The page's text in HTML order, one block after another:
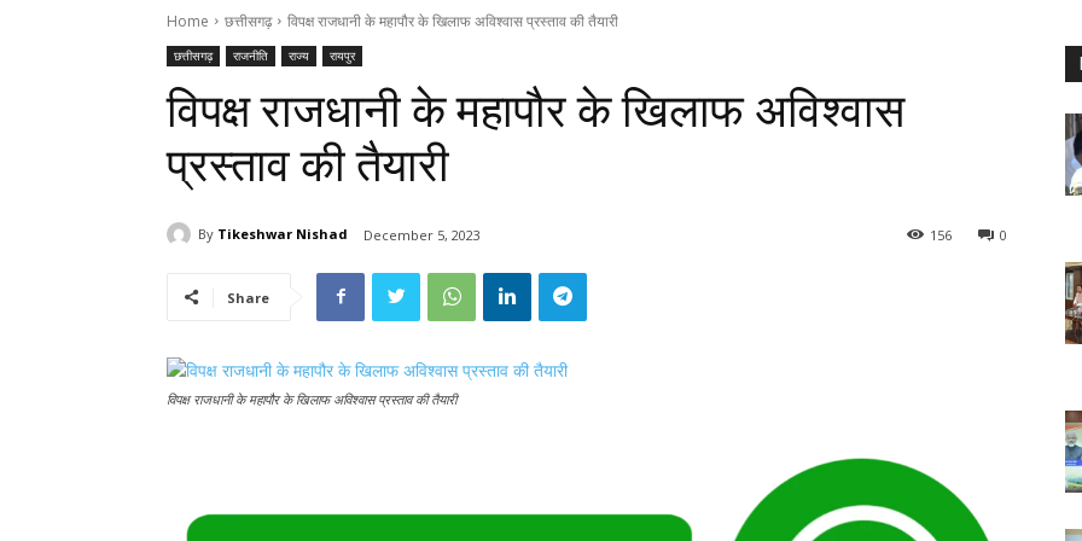
Home छत्तीसगढ़ विपक्ष राजधानी के महापौर के खिलाफ अविश्वास प्रस्ताव की तैयारी
छत्तीसगढ़ राजनीति राज्य रायपुर
विपक्ष राजधानी के महापौर के खिलाफ अविश्वास
प्रस्ताव की तैयारी
By Tikeshwar Nishad December 5, 2023 0
156
Share
विपक्ष राजधानी के महापौर के खिलाफ अविश्वास प्रस्ताव की तैयारी